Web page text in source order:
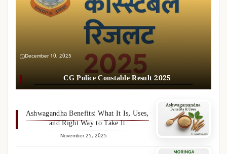
December 10, 2025
CG Police Constable Result 2025
Ashwagandha Benefits: What It Is, Uses,
and Right Way to Take It
November 25, 2025